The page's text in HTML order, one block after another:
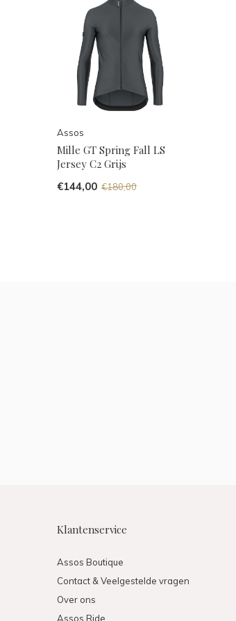
Assos
Mille GT Spring Fall LS
Jersey C2 Grijs
€144,00 €180,00
Klantenservice
Assos Boutique
Contact & Veelgestelde vragen
Over ons
Assos Ride